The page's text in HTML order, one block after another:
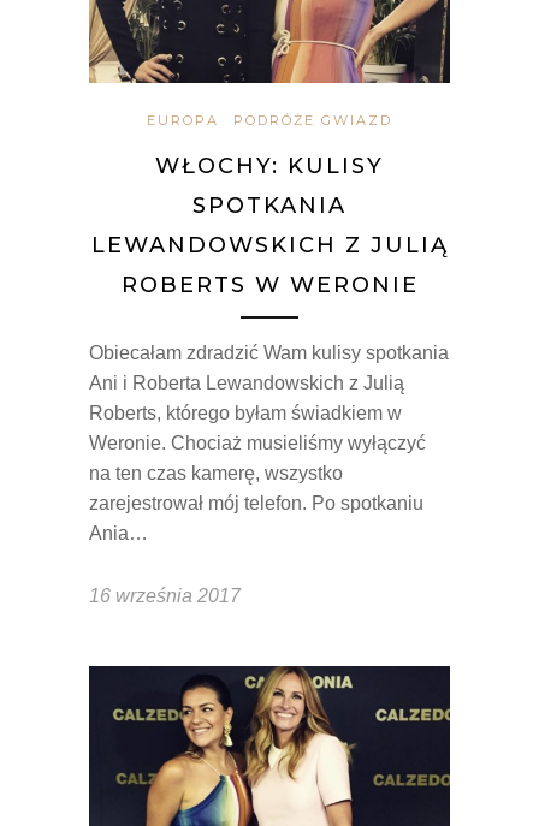
EUROPA PODRÓŻE GWIAZD
WŁOCHY: KULISY
SPOTKANIA
LEWANDOWSKICH Z JULIĄ
ROBERTS W WERONIE
Obiecałam zdradzić Wam kulisy spotkania
Ani i Roberta Lewandowskich z Julią
Roberts, którego byłam świadkiem w
Weronie. Chociaż musieliśmy wyłączyć
na ten czas kamerę, wszystko
zarejestrował mój telefon. Po spotkaniu
Ania…
16 września 2017